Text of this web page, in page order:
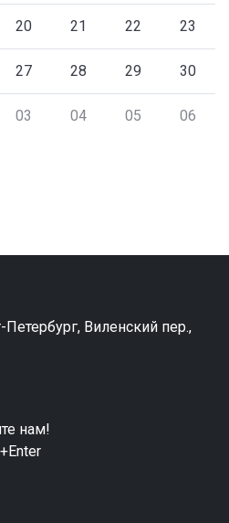
20 21 22 23
27 28 29 30
03 04 05 06
Петербург, Виленский пер.,
нам!